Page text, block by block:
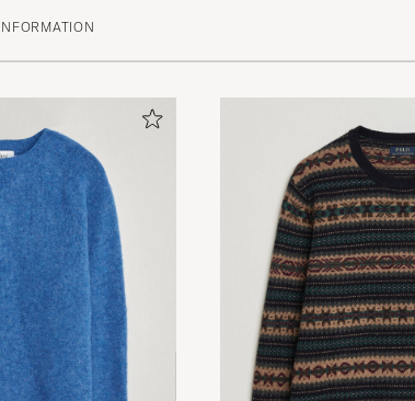
(58)
- fin farge og fasong
A KØBTE PÅ CAREOFCARL.NO
and light. Great to wear.
KØBTE PÅ CAREOFCARL.COM